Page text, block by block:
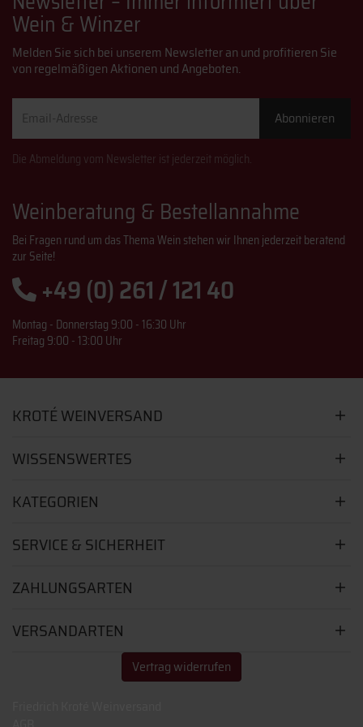
Wein & Winzer
Melden Sie sich bei unserem Newsletter an und profitieren Sie
von regelmäßigen Aktionen und Angeboten.
Adresse
Abonnieren
Die Abmeldung vom Newsletter ist jederzeit möglich.
Weinberatung & Bestellannahme
Bei Fragen rund um das Thema Wein stehen wir Ihnen jederzeit beratend
zur Seite!
+49 (0) 261 / 121 40
Montag - Donnerstag 9:00 - 16:30 Uhr
Freitag 9:00 - 13:00 Uhr
KROTÉ WEINVERSAND
WISSENSWERTES
KATEGORIEN
SERVICE & SICHERHEIT
ZAHLUNGSARTEN
VERSANDARTEN
Vertrag widerrufen